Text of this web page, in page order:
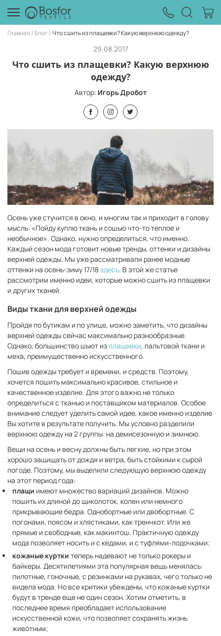
Главная Блог Что сшить из плащевки? Какую верхнюю одежду?
29.08.2017
Что сшить из плащевки? Какую верхнюю
одежду?
Автор: Игорь Дробот
Осень уже стучится в окно, и многим так и приходит в голову
мысль: «Пойду куплю ткань и сошью что-то теплое и
необычное». Однако, нужно определиться, что именно.
Каждый сезон мода готовит новые тренды, оттенки и дизайны
верхней одежды. Мы уже рассматривали ранее модные
оттенки на осень-зиму 17/18здесь. В этой же статье
рассмотрим именно идеи, которые можно сшить из плащевки
и других тканей.
Виды ткани для верхней одежды
Пройдя по бутикам и по улице, можно заметить, что дизайны
верхней одежды сейчас максимально разнообразные.
Однако, большинство шьют из плащевки, пальтовой ткани и
меха, преимущественно искусственного.
Пошив одежды требует и времени, и средств. Поэтому,
хочется пошить максимально красивое, стильное и
качественное изделие. Для этого важно не только
определиться с тканью и поставщиком материалов. Особое
внимание следует уделить самой идее, какое именно изделие
Вы хотите в результате получить. Мы условно разделили
верхнюю одежду на 2 группы: на демисезонную и зимнюю.
Вещи на осень и весну должны быть легкие, но при этом
хорошо защищать от дождя и ветра, быть стойкими к сырой
погоде. Поэтому, мы выделили следующую верхнюю одежду
на этот период года:
плащи имеют множество вариаций дизайнов. Можно
пошить их длиной до щиколоток, колен или немного
прикрывающие бедра. Однобортные или двобортные. С
погонами, поясом и хлястиками, как тренчкот. Или же
прямые и свободные, как макинтош. Практичную одежду
мода позволяет носить и с кедами, и с туфлями-лодочками;
кожаные куртки теперь надевают не только рокеры и
байкеры. Десятилетиями эта популярная вещь менялась:
пилотные, гоночные, с резинками на рукавах, чего только не
видела мода. Но все критики убеждены, что кожаные куртки
будут в тренде еще не один сезон. Хотим отметить, в
последнее время преобладает использование
искусственной кожи, что позволяет сохранять жизнь
животным;